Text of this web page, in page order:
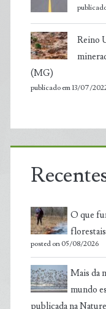
Reino
(MG)
publicado em 13/07/
O que
posted on 05/08/2026
Mais da
mundo
publicada na Nature